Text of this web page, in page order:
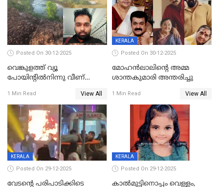
Posted On 30-12-2025
വെങ്കുളത്ത് വ്യൂ
പോയിന്റിൽനിന്നു വീണ്
1 Min Read View All
KERALA
Posted On 30-12-2025
മോഹന്‍ലാലിന്‍റെ അമ്മ
ശാന്തകുമാരി അന്തരിച്ചു
1 Min Read View All
KERALA
Posted On 29-12-2025
വേടന്റെ പരിപാടിക്കിടെ
KERALA
Posted On 29-12-2025
കാൽമുട്ടിനൊപ്പം വെള്ളം,